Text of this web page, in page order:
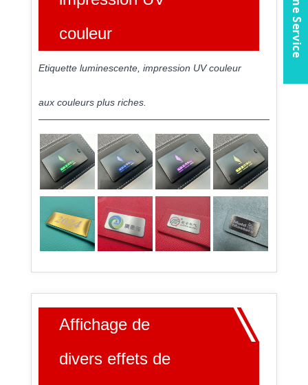
couleur
Etiquette luminescente, impression UV couleur
aux couleurs plus riches.
Affichage de
divers effets de